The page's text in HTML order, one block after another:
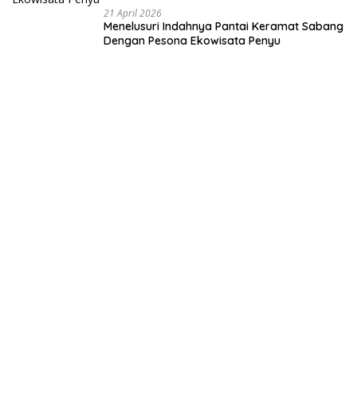
21 April 2026
Menelusuri Indahnya Pantai Keramat Sabang
Dengan Pesona Ekowisata Penyu